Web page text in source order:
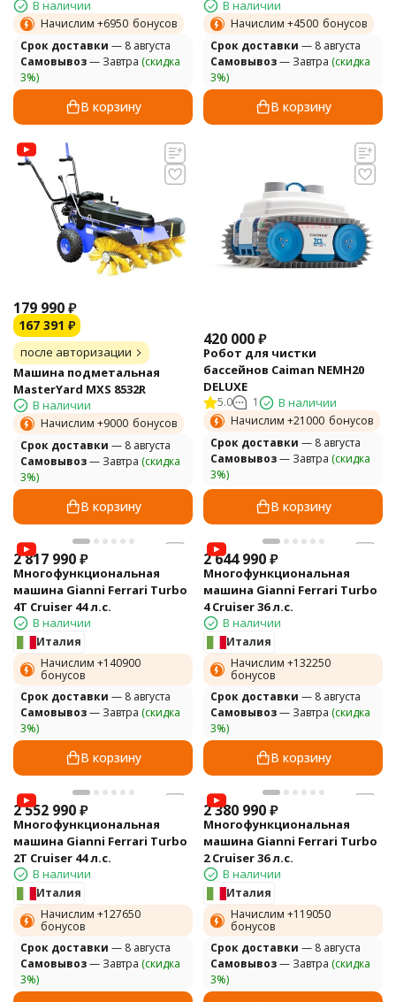
В наличии
Начислим +6950 бонусов
Cрок доставки — 8 августа
Самовывоз— Завтра (скидка
3%)
В корзину
В наличии
Начислим +4500 бонусов
Cрок доставки — 8 августа
Самовывоз— Завтра (скидка
3%)
В корзину
179 990₽
167 391 ₽
после авторизации
Машина подметальная
MasterYard MXS 8532R
В наличии
Начислим +9000 бонусов
Cрок доставки — 8 августа
Самовывоз— Завтра (скидка
3%)
В корзину
420 000₽
Робот для чистки
бассейнов Caiman NEMH20
DELUXE
5.0 1 В наличии
Начислим +21000 бонусов
Cрок доставки — 8 августа
Самовывоз— Завтра (скидка
3%)
В корзину
2 817 990₽
Многофункциональная
машина Gianni Ferrari Turbo
4T Cruiser 44 л.с.
В наличии
Италия
Начислим +140900
бонусов
Cрок доставки — 8 августа
Самовывоз— Завтра (скидка
3%)
В корзину
2 644 990₽
Многофункциональная
машина Gianni Ferrari Turbo
4 Cruiser 36 л.с.
В наличии
Италия
Начислим +132250
бонусов
Cрок доставки — 8 августа
Самовывоз— Завтра (скидка
3%)
В корзину
2 552 990₽
Многофункциональная
машина Gianni Ferrari Turbo
2T Cruiser 44 л.с.
В наличии
Италия
Начислим +127650
бонусов
Cрок доставки — 8 августа
Самовывоз— Завтра (скидка
3%)
2 380 990₽
Многофункциональная
машина Gianni Ferrari Turbo
2 Cruiser 36 л.с.
В наличии
Италия
Начислим +119050
бонусов
Cрок доставки — 8 августа
Самовывоз— Завтра (скидка
3%)